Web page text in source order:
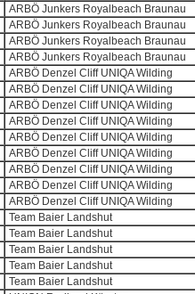
ARBÖ Junkers Royalbeach Braunau
ARBÖ Junkers Royalbeach Braunau
ARBÖ Junkers Royalbeach Braunau
ARBÖ Junkers Royalbeach Braunau
ARBÖ Denzel Cliff UNIQA Wilding
ARBÖ Denzel Cliff UNIQA Wilding
ARBÖ Denzel Cliff UNIQA Wilding
ARBÖ Denzel Cliff UNIQA Wilding
ARBÖ Denzel Cliff UNIQA Wilding
ARBÖ Denzel Cliff UNIQA Wilding
ARBÖ Denzel Cliff UNIQA Wilding
ARBÖ Denzel Cliff UNIQA Wilding
ARBÖ Denzel Cliff UNIQA Wilding
Team Baier Landshut
Team Baier Landshut
Team Baier Landshut
Team Baier Landshut
Team Baier Landshut